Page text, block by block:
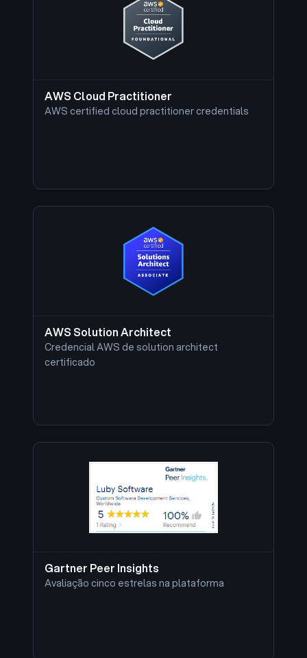
AWS Cloud Practitioner
AWS certified cloud practitioner credentials
AWS Solution Architect
Credencial AWS de solution architect
certificado
Gartner Peer Insights
Avaliação cinco estrelas na plataforma